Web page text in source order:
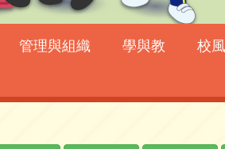
管理與組織 學與教 校